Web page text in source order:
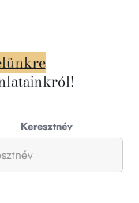
Keresztnév